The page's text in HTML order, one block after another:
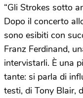
“Gli Strokes sotto
Dopo il concerto
sono esibiti con
Franz Ferdinand,
intervistarli. È una
tante: si parla di
testi, di Tony Blair,